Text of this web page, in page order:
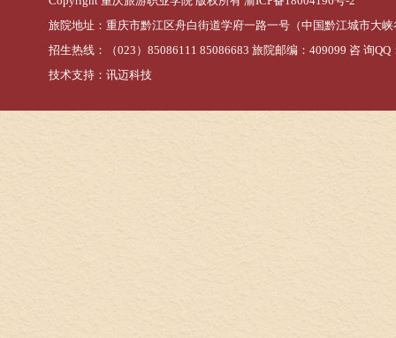
旅院地址：重庆市黔江区舟白街道学府一路一号（中国黔江城市大
招生热线：（023）85086111 85086683 旅院邮编：409099 咨 询QQ
技术支持： 讯迈科技